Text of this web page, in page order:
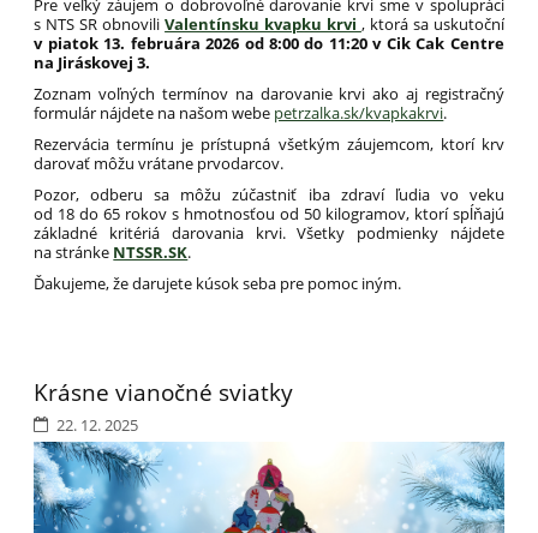
Pre veľký záujem o dobrovoľné darovanie krvi sme v spolupráci
s NTS SR obnoviliValentínsku kvapku krvi , ktorá sa uskutoční
v piatok 13. februára 2026 od 8:00 do 11:20 v Cik Cak Centre
na Jiráskovej 3.
Zoznam voľných termínov na darovanie krvi ako aj registračný
formulár nájdete na našom webe petrzalka.sk/kvapkakrvi.
Rezervácia termínu je prístupná všetkým záujemcom, ktorí krv
darovať môžu vrátane prvodarcov.
Pozor, odberu sa môžu zúčastniť iba zdraví ľudia vo veku
od 18 do 65 rokov s hmotnosťou od 50 kilogramov, ktorí spĺňajú
základné kritériá darovania krvi. Všetky podmienky nájdete
na stránke NTSSR.SK.
Ďakujeme, že darujete kúsok seba pre pomoc iným.
Krásne vianočné sviatky
22. 12. 2025